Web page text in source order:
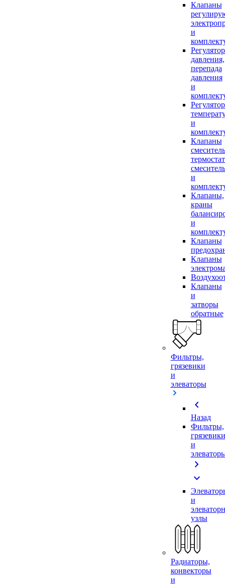
Клапаны
и
давления,
перепада
давления
и
и
Клапаны
и
Клапаны,
краны
и
Клапаны
Клапаны
Клапаны
и
затворы
обратные
Фильтры,
грязевики
и
элеваторы
chevron_left
Назад
Фильтры,
грязевики
и
chevron_right
expand_more
и
узлы
Радиаторы,
конвекторы
и